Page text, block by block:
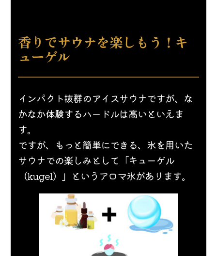
香りでサウナを楽しもう！キ
ューゲル
インパクト抜群のアイスサウナですが、な
かなか体験するハードルは高いといえま
す。
ですが、もっと簡単にできる、氷を用いた
サウナでの楽しみとして「キューゲル
（kugel）」というアロマ氷があります。